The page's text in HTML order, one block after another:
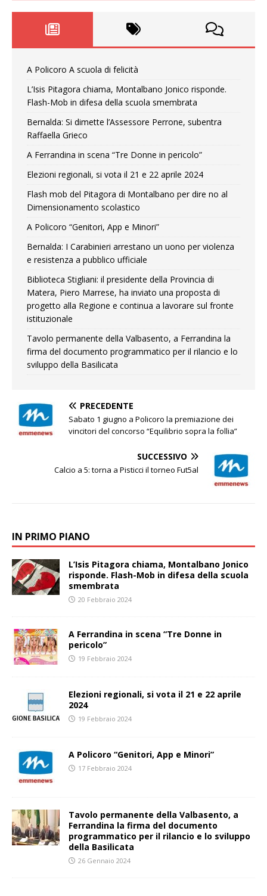
A Policoro A scuola di felicità
L’Isis Pitagora chiama, Montalbano Jonico risponde.
Flash-Mob in difesa della scuola smembrata
Bernalda: Si dimette l’Assessore Perrone, subentra
Raffaella Grieco
A Ferrandina in scena “Tre Donne in pericolo”
Elezioni regionali, si vota il 21 e 22 aprile 2024
Flash mob del Pitagora di Montalbano per dire no al
Dimensionamento scolastico
A Policoro “Genitori, App e Minori”
Bernalda: I Carabinieri arrestano un uono per violenza
e resistenza a pubblico ufficiale
Biblioteca Stigliani: il presidente della Provincia di
Matera, Piero Marrese, ha inviato una proposta di
progetto alla Regione e continua a lavorare sul fronte
istituzionale
Tavolo permanente della Valbasento, a Ferrandina la
firma del documento programmatico per il rilancio e lo
sviluppo della Basilicata
PRECEDENTE
Sabato 1 giugno a Policoro la premiazione dei
vincitori del concorso “Equilibrio sopra la follia”
SUCCESSIVO
Calcio a 5: torna a Pisticci il torneo Fut5al
IN PRIMO PIANO
L’Isis Pitagora chiama, Montalbano Jonico
risponde. Flash-Mob in difesa della scuola
smembrata
20 Febbraio 2024
A Ferrandina in scena “Tre Donne in
pericolo”
19 Febbraio 2024
Elezioni regionali, si vota il 21 e 22 aprile
2024
19 Febbraio 2024
A Policoro “Genitori, App e Minori”
17 Febbraio 2024
Tavolo permanente della Valbasento, a
Ferrandina la firma del documento
programmatico per il rilancio e lo sviluppo
della Basilicata
26 Gennaio 2024